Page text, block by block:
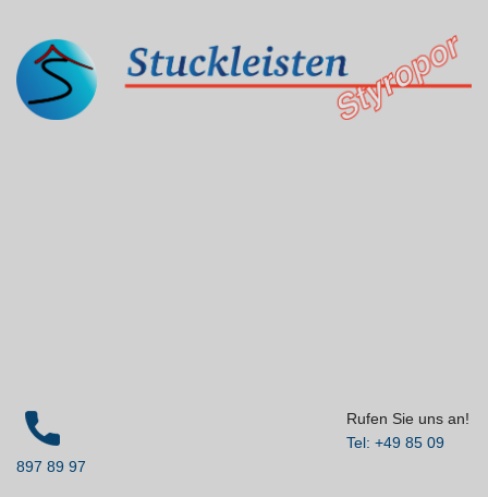
Rufen Sie uns an!
Tel: +49 85 09
897 89 97